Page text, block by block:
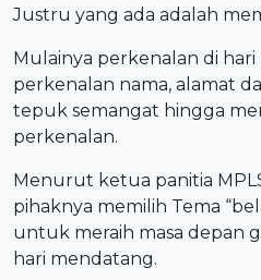
Justru yang ada adalah
Mulainya perkenalan di
perkenalan nama, alamat
tepuk semangat hingga
perkenalan.
Menurut ketua panitia
pihaknya memilih Tema
untuk meraih masa depan
hari mendatang.